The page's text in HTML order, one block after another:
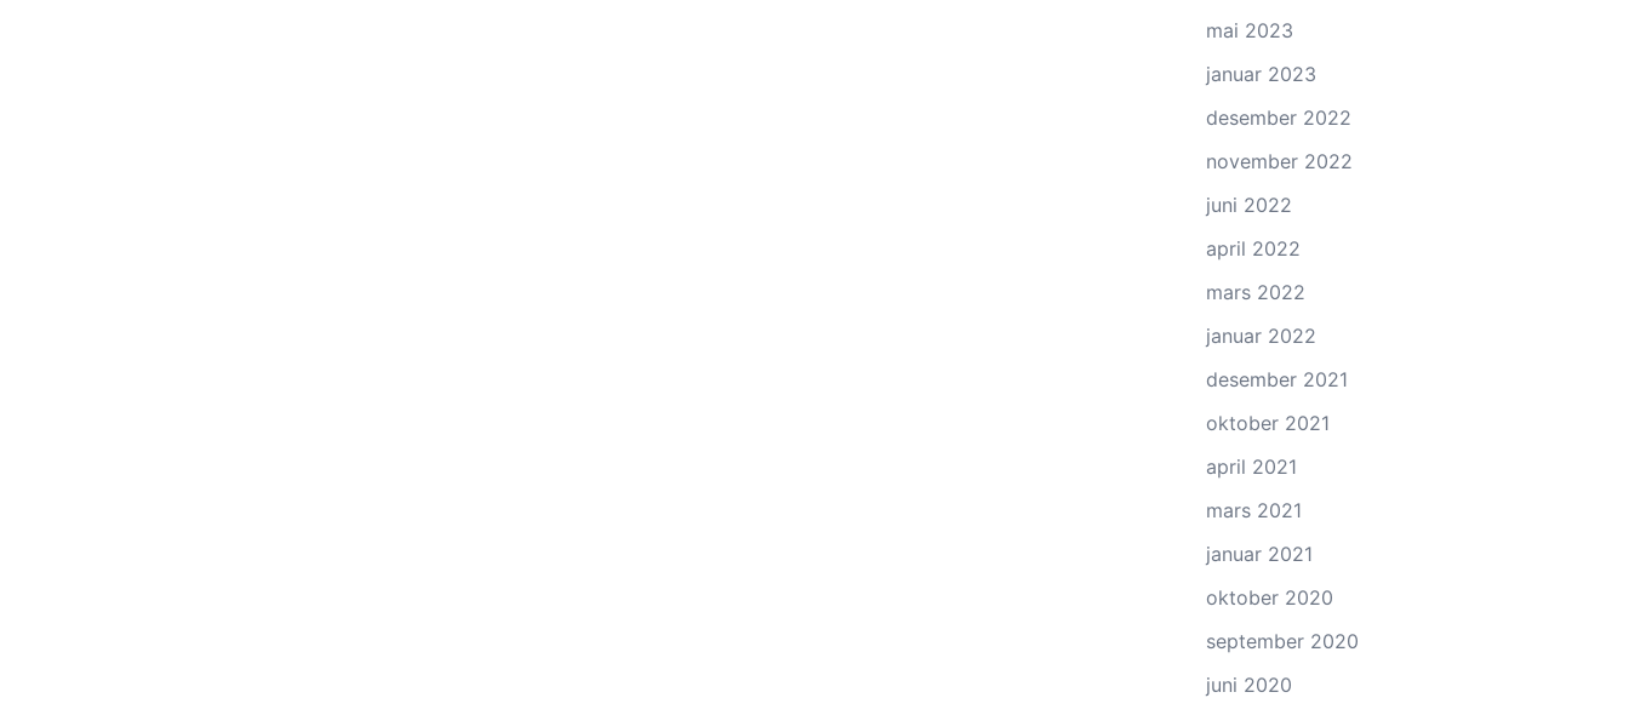
mai 2023
januar 2023
desember 2022
november 2022
juni 2022
april 2022
mars 2022
januar 2022
desember 2021
oktober 2021
april 2021
mars 2021
januar 2021
oktober 2020
september 2020
juni 2020